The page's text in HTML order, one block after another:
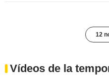
12
Vídeos de la